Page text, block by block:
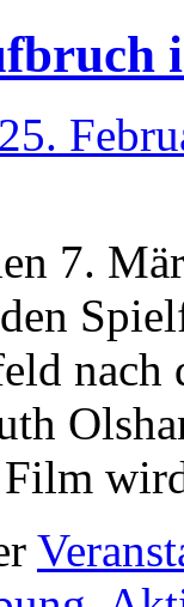
25.
7.
Film